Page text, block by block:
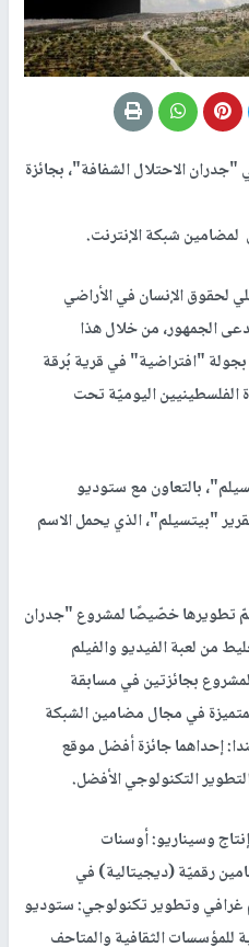
"جدران الاحتلال الشفافة"، بجائزة
لحقوق الإنسان في الأراضي
الجمهور، من خلال هذا
بجولة "افتراضية" في قرية بُرقة
الفلسطينيين اليوميّة تحت
بالتعاون مع ستوديو
"بيتسيلم"، الذي يحمل الاسم
تمّ تطويرها خصّيصًا لمشروع "جدران
من لعبة الفيديو والفيلم
في عام 2015، فاز المشروع بجائزتين في مسابقة
في مجال مضامين الشبكة
إحداهما جائزة أفضل موقع
التكنولوجي الأفضل.
وسيناريو: أوسنات
رقميّة (ديجيتالية) في
2012. وتصميم غرافي وتطوير تكنولوجي: ستوديو
للمؤسسات الثقافية والمتاحف